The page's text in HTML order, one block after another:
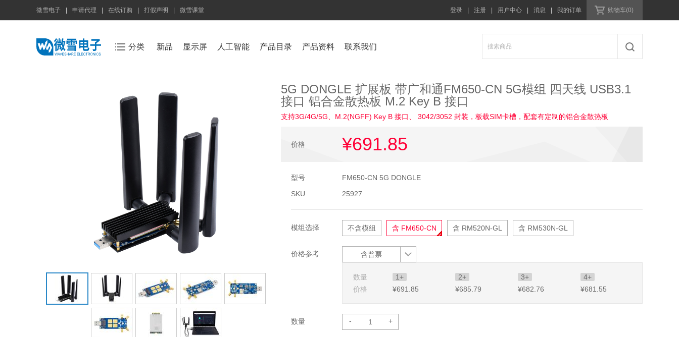
微雪电子 申请代理 在线订购 打假声明 微雪课堂 登录 注册 用户中心 消息 我的订单 购物车(0)
分类 新品 显示屏 人工智能 产品目录 产品资料 联系我们
5G DONGLE 扩展板 带广和通FM650-CN 5G模组 四天线 USB3.1
接口 铝合金散热板 M.2 Key B 接口
支持3G/4G/5G、M.2(NGFF) Key B 接口、 3042/3052 封装，板载SIM卡槽，配套有定制的铝合金散热板
价格 ¥691.85
型号
FM650-CN 5G DONGLE
SKU
25927
模组选择 不含模组 含 FM650-CN 含 RM520N-GL 含 RM530N-GL
价格参考 含普票
数量 1+ 2+ 3+
4+
价格
¥691 .85 ¥685 .79 ¥682 .76 ¥681 .55
数量 - +